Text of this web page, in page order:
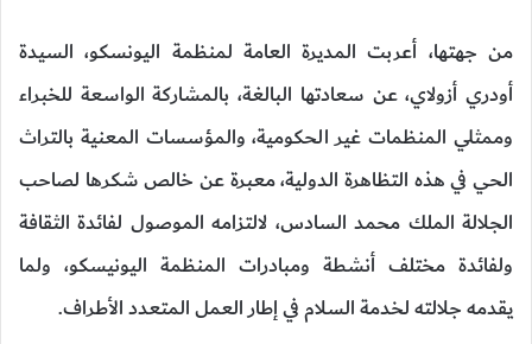
من جهتها، أعربت المديرة العامة لمنظمة اليونسكو، السيدة
أودري أزولاي، عن سعادتها البالغة، بالمشاركة الواسعة للخبراء
وممثلي المنظمات غير الحكومية، والمؤسسات المعنية بالتراث
الحي في هذه التظاهرة الدولية، معبرة عن خالص شكرها لصاحب
الجلالة الملك محمد السادس، لالتزامه الموصول لفائدة الثقافة
ولفائدة مختلف أنشطة ومبادرات المنظمة اليونيسكو، ولما
يقدمه جلالته لخدمة السلام في إطار العمل المتعدد الأطراف.